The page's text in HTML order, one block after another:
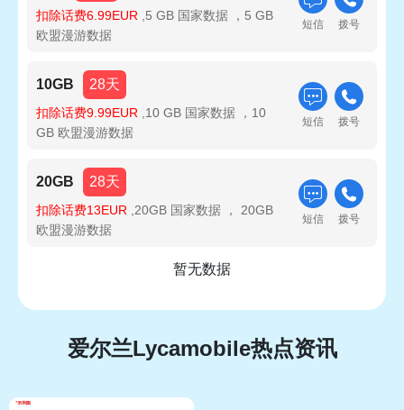
扣除话费6.99EUR ,5 GB 国家数据 ，5 GB
欧盟漫游数据
短信 拨号
10GB 28天
扣除话费9.99EUR ,10 GB 国家数据 ，10
GB 欧盟漫游数据
短信 拨号
20GB 28天
扣除话费13EUR ,20GB 国家数据 ， 20GB
欧盟漫游数据
短信 拨号
暂无数据
爱尔兰Lycamobile热点资讯